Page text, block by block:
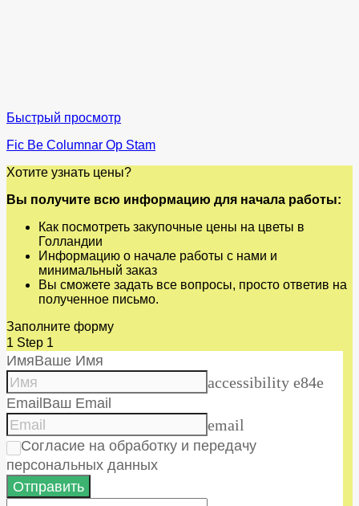
Быстрый просмотр
Fic Be Columnar Op Stam
Хотите узнать цены?
Вы получите всю информацию для начала работы:
Как посмотреть закупочные цены на цветы в
Голландии
Информацию о начале работы с нами и
минимальный заказ
Вы сможете задать все вопросы, просто ответив на
полученное письмо.
Заполните форму
1 Step 1
ИмяВаше Имя
accessibility e84e
EmailВаш Email
email
Согласие на обработку и передачу
персональных данных
Отправить